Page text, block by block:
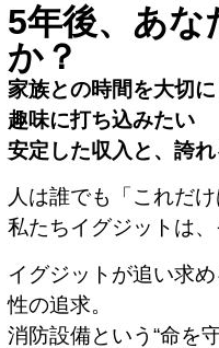
5年後、あな
か？
家族との時間を大切
趣味に打ち込みたい
安定した収入と、誇
人は誰でも「これだ
私たちイグジットは
イグジットが追い求
性の追求。
消防設備という“命を